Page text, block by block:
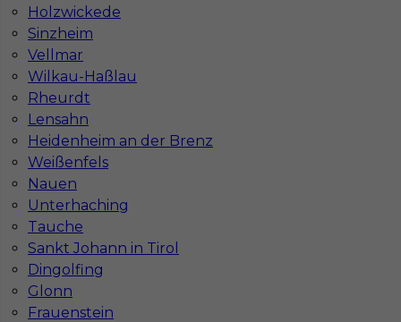
Holzwickede
Sinzheim
Vellmar
Wilkau-Haßlau
Rheurdt
Lensahn
Heidenheim an der Brenz
Weißenfels
Nauen
Unterhaching
Tauche
Sankt Johann in Tirol
Dingolfing
Glonn
Frauenstein
Lokalizacja Niemcy
Wymagane języki
Stawka 13 - 15 € / h
Praca spawanie metodą MAG / TIG zagranica